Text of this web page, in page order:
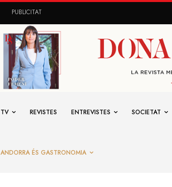
PUBLICITAT
TV REVISTES ENTREVISTES SOCIETAT
ANDORRA ÉS GASTRONOMIA